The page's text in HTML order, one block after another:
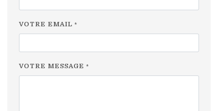
VOTRE EMAIL *
VOTRE MESSAGE *